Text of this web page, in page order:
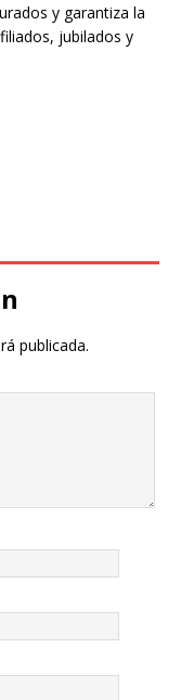
y garantiza la
jubilados y
publicada.